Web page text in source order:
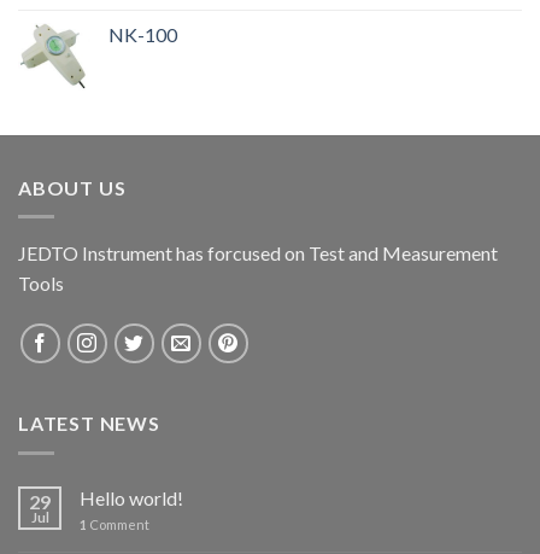
NK-100
ABOUT US
JEDTO Instrument has forcused on Test and Measurement
Tools
LATEST NEWS
29
Jul
Hello world!
1 Comment